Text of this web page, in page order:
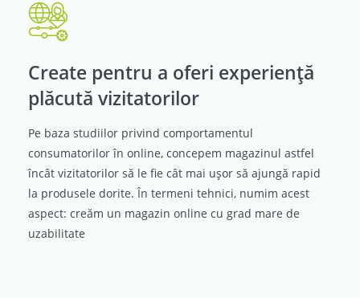
Create pentru a oferi experiență
plăcută vizitatorilor
Pe baza studiilor privind comportamentul
consumatorilor în online, concepem magazinul astfel
încât vizitatorilor să le fie cât mai ușor să ajungă rapid
la produsele dorite. În termeni tehnici, numim acest
aspect: creăm un magazin online cu grad mare de
uzabilitate